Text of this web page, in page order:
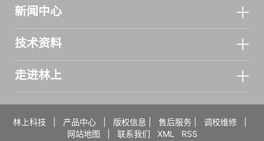
新闻中心
技术资料
走进林上
林上科技 产品中心| 版权信息 售后服务| 调校维修|
网站地图
联系我们 XML
RSS